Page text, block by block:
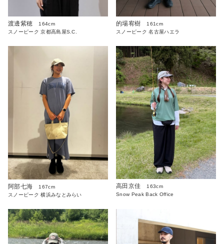
渡邊紫穂
164cm
スノーピーク 京都高島屋S.C.
的場宥樹
161cm
スノーピーク 名古屋ハエラ
阿部七海
167cm
スノーピーク 横浜みなとみらい
高田京佳
163cm
Snow Peak Back Office